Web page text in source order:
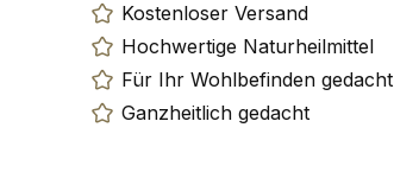
Kostenloser Versand
Hochwertige Naturheilmittel
Für Ihr Wohlbefinden gedacht
Ganzheitlich gedacht